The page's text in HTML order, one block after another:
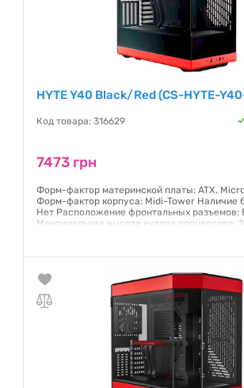
HYTE Y40 Black/Red (CS-HYTE-
Код товара: 316629
7473 грн
Форм-фактор материнской платы: ATX, Micro
Форм-фактор корпуса: Midi-Tower Наличие
Нет Расположение фронтальных разъемов:
Максимальная высота кулера процессора: